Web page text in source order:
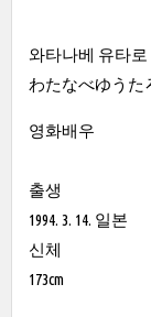
와타나베 유타로
わたなべゆうた
영화배우
출생
1994. 3. 14. 일본
신체
173cm